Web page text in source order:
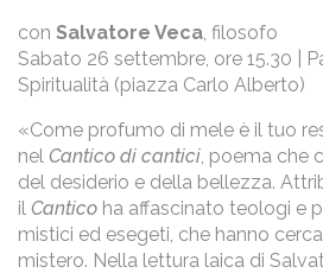
con Salvatore Veca , filosofo
Sabato 26 settembre, ore 15.30 |
Spiritualità (piazza Carlo Alberto)
«Come profumo di mele è il tuo
nel Cantico di cantici , poema che
del desiderio e della bellezza.
il Cantico ha affascinato teologi e
mistici ed esegeti, che hanno
mistero. Nella lettura laica di